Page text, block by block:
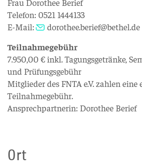
Telefon: 0521 1444133
E-Mail:
dorothee.berief@bethel.de
Teilnahmegebühr
7.950,00 € inkl. Tagungsgetränke,
und Prüfungsgebühr
Mitglieder des FNTA e.V. zahlen eine
Teilnahmegebühr.
Ansprechpartnerin: Dorothee Berief
Ort